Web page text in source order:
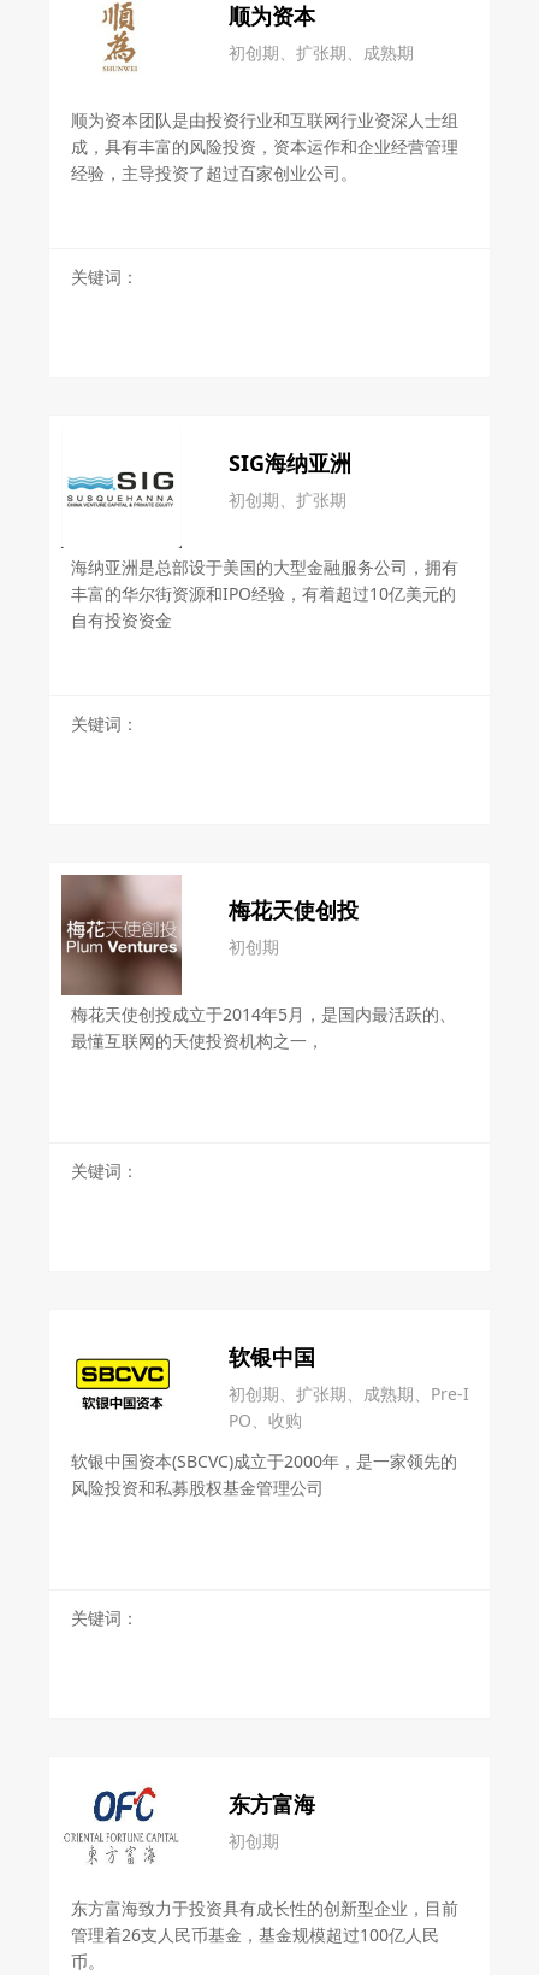
顺为资本
初创期、扩张期、成熟期
顺为资本团队是由投资行业和互联网行业资深人士组
成，具有丰富的风险投资，资本运作和企业经营管理
经验，主导投资了超过百家创业公司。
关键词：
SIG海纳亚洲
初创期、扩张期
海纳亚洲是总部设于美国的大型金融服务公司，拥有
丰富的华尔街资源和IPO经验，有着超过10亿美元的
自有投资资金
关键词：
梅花天使创投
初创期
梅花天使创投成立于2014年5月，是国内最活跃的、
最懂互联网的天使投资机构之一，
关键词：
软银中国
初创期、扩张期、成熟期、Pre-I
PO、收购
软银中国资本(SBCVC)成立于2000年，是一家领先的
风险投资和私募股权基金管理公司
关键词：
东方富海
初创期
东方富海致力于投资具有成长性的创新型企业，目前
管理着26支人民币基金，基金规模超过100亿人民
币。